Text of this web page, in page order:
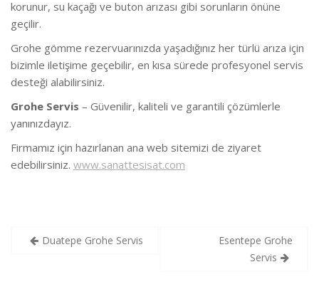
korunur, su kaçağı ve buton arızası gibi sorunların önüne
geçilir.
Grohe gömme rezervuarınızda yaşadığınız her türlü arıza için
bizimle iletişime geçebilir, en kısa sürede profesyonel servis
desteği alabilirsiniz.
Grohe Servis – Güvenilir, kaliteli ve garantili çözümlerle
yanınızdayız.
Firmamız için hazırlanan ana web sitemizi de ziyaret
edebilirsiniz. www.sanattesisat.com
YazıDuatepe Grohe Servis
Esentepe Grohe
Servis